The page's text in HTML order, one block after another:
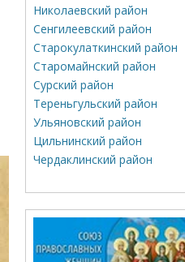
Николаевский район
Сенгилеевский район
Старокулаткинский район
Старомайнский район
Сурский район
Тереньгульский район
Ульяновский район
Цильнинский район
Чердаклинский район